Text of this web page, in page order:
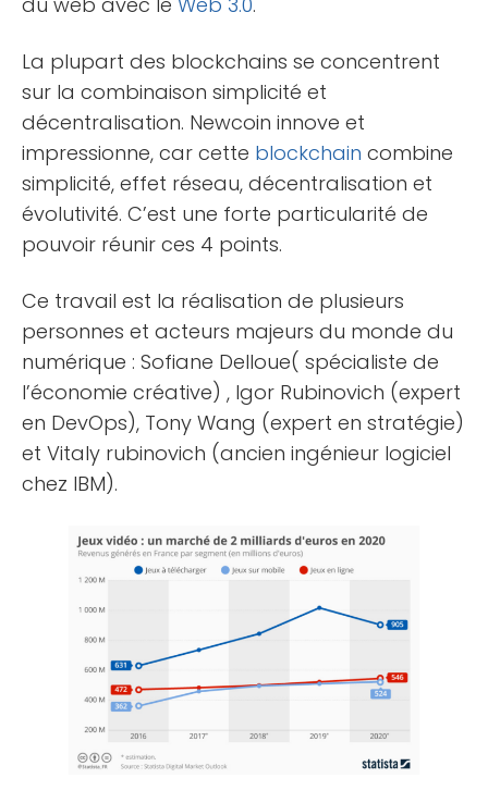
La plupart des blockchains se concentrent
sur la combinaison simplicité et
décentralisation. Newcoin innove et
impressionne, car cette blockchain combine
simplicité, effet réseau, décentralisation et
évolutivité. C’est une forte particularité de
pouvoir réunir ces 4 points.
Ce travail est la réalisation de plusieurs
personnes et acteurs majeurs du monde du
numérique : Sofiane Delloue( spécialiste de
l’économie créative) , Igor Rubinovich (expert
en DevOps), Tony Wang (expert en stratégie)
et Vitaly rubinovich (ancien ingénieur logiciel
chez IBM).